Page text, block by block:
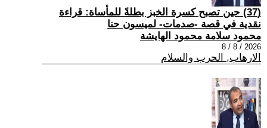
(37) حين تصبح كسرة الخبز بطلةً للمأساة: قراءة
نقدية في قصة -صدمات- لميسون حنا
محمود سلامة محمود الهايشة
2026 / 8 / 8
الارهاب, الحرب والسلام